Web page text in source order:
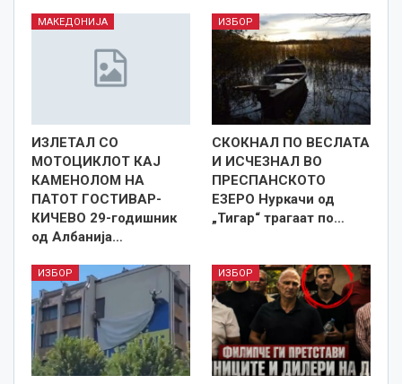
МАКЕДОНИЈА
ИЗЛЕТАЛ СО
МОТОЦИКЛОТ КАЈ
КАМЕНОЛОМ НА
ПАТОТ ГОСТИВАР-
КИЧЕВО 29-годишник
од Албанија…
ИЗБОР
СКОКНАЛ ПО ВЕСЛАТА
И ИСЧЕЗНАЛ ВО
ПРЕСПАНСКОТО
ЕЗЕРО Нуркачи од
„Тигар“ трагаат по…
ИЗБОР ИЗБОР